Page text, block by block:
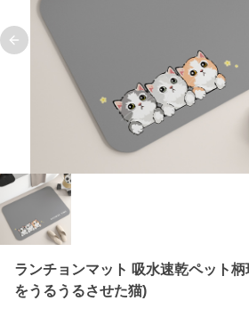
Previous slide
ランチョンマット 吸水速乾ペット柄
をうるうるさせた猫)